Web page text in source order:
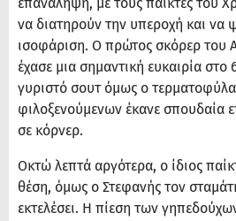
να διατηρούν την υπεροχή και να
ισοφάριση. Ο πρώτος σκόρερ του
έχασε μια σημαντική ευκαιρία στο
γυριστό σουτ όμως ο
φιλοξενούμενων έκανε σπουδαία
σε κόρνερ.
Οκτώ λεπτά αργότερα, ο ίδιος
θέση, όμως ο Στεφανής τον
εκτελέσει. Η πίεση των